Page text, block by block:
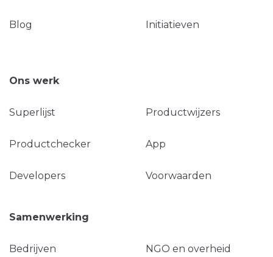
Blog Initiatieven
Ons werk
Superlijst Productwijzers
Productchecker App
Developers Voorwaarden
Samenwerking
Bedrijven NGO en overheid